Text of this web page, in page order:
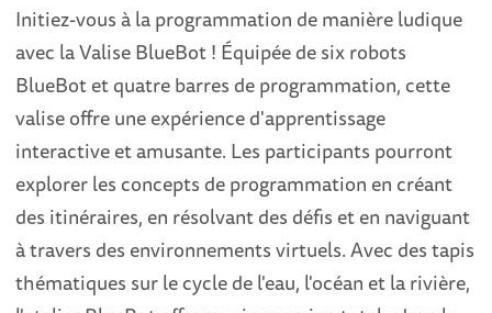
Initiez-vous à la programmation de manière ludique
avec la Valise BlueBot ! Équipée de six robots
BlueBot et quatre barres de programmation, cette
valise offre une expérience d'apprentissage
interactive et amusante. Les participants pourront
explorer les concepts de programmation en créant
des itinéraires, en résolvant des défis et en naviguant
à travers des environnements virtuels. Avec des tapis
thématiques sur le cycle de l'eau, l'océan et la rivière,